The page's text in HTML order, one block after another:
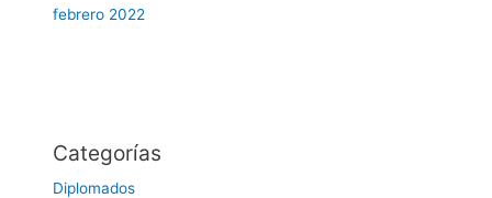
febrero 2022
Categorías
Diplomados